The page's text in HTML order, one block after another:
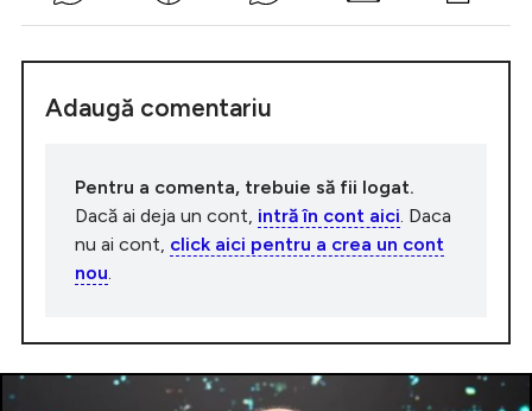
Adaugă comentariu
Pentru a comenta, trebuie să fii logat.
Dacă ai deja un cont, intră în cont aici . Daca
nu ai cont, click aici pentru a crea un cont
nou